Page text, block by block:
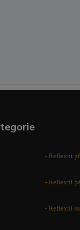
- Reflexní
- Reflexní
- Reflexní